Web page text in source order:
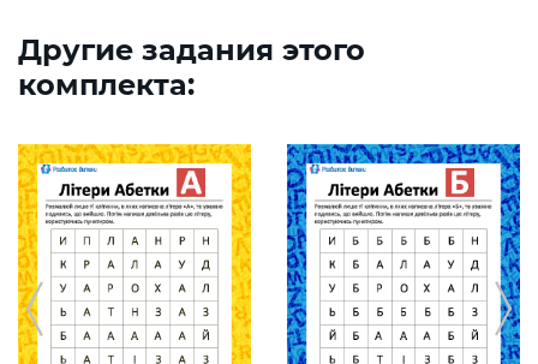
Другие задания этого
комплекта: